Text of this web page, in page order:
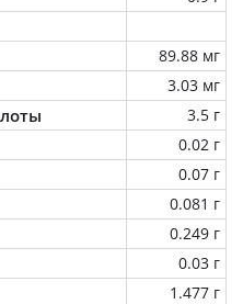
89.88 мг
3.03 мг
3.5 г
0.02 г
0.07 г
0.081 г
0.249 г
0.03 г
1.477 г